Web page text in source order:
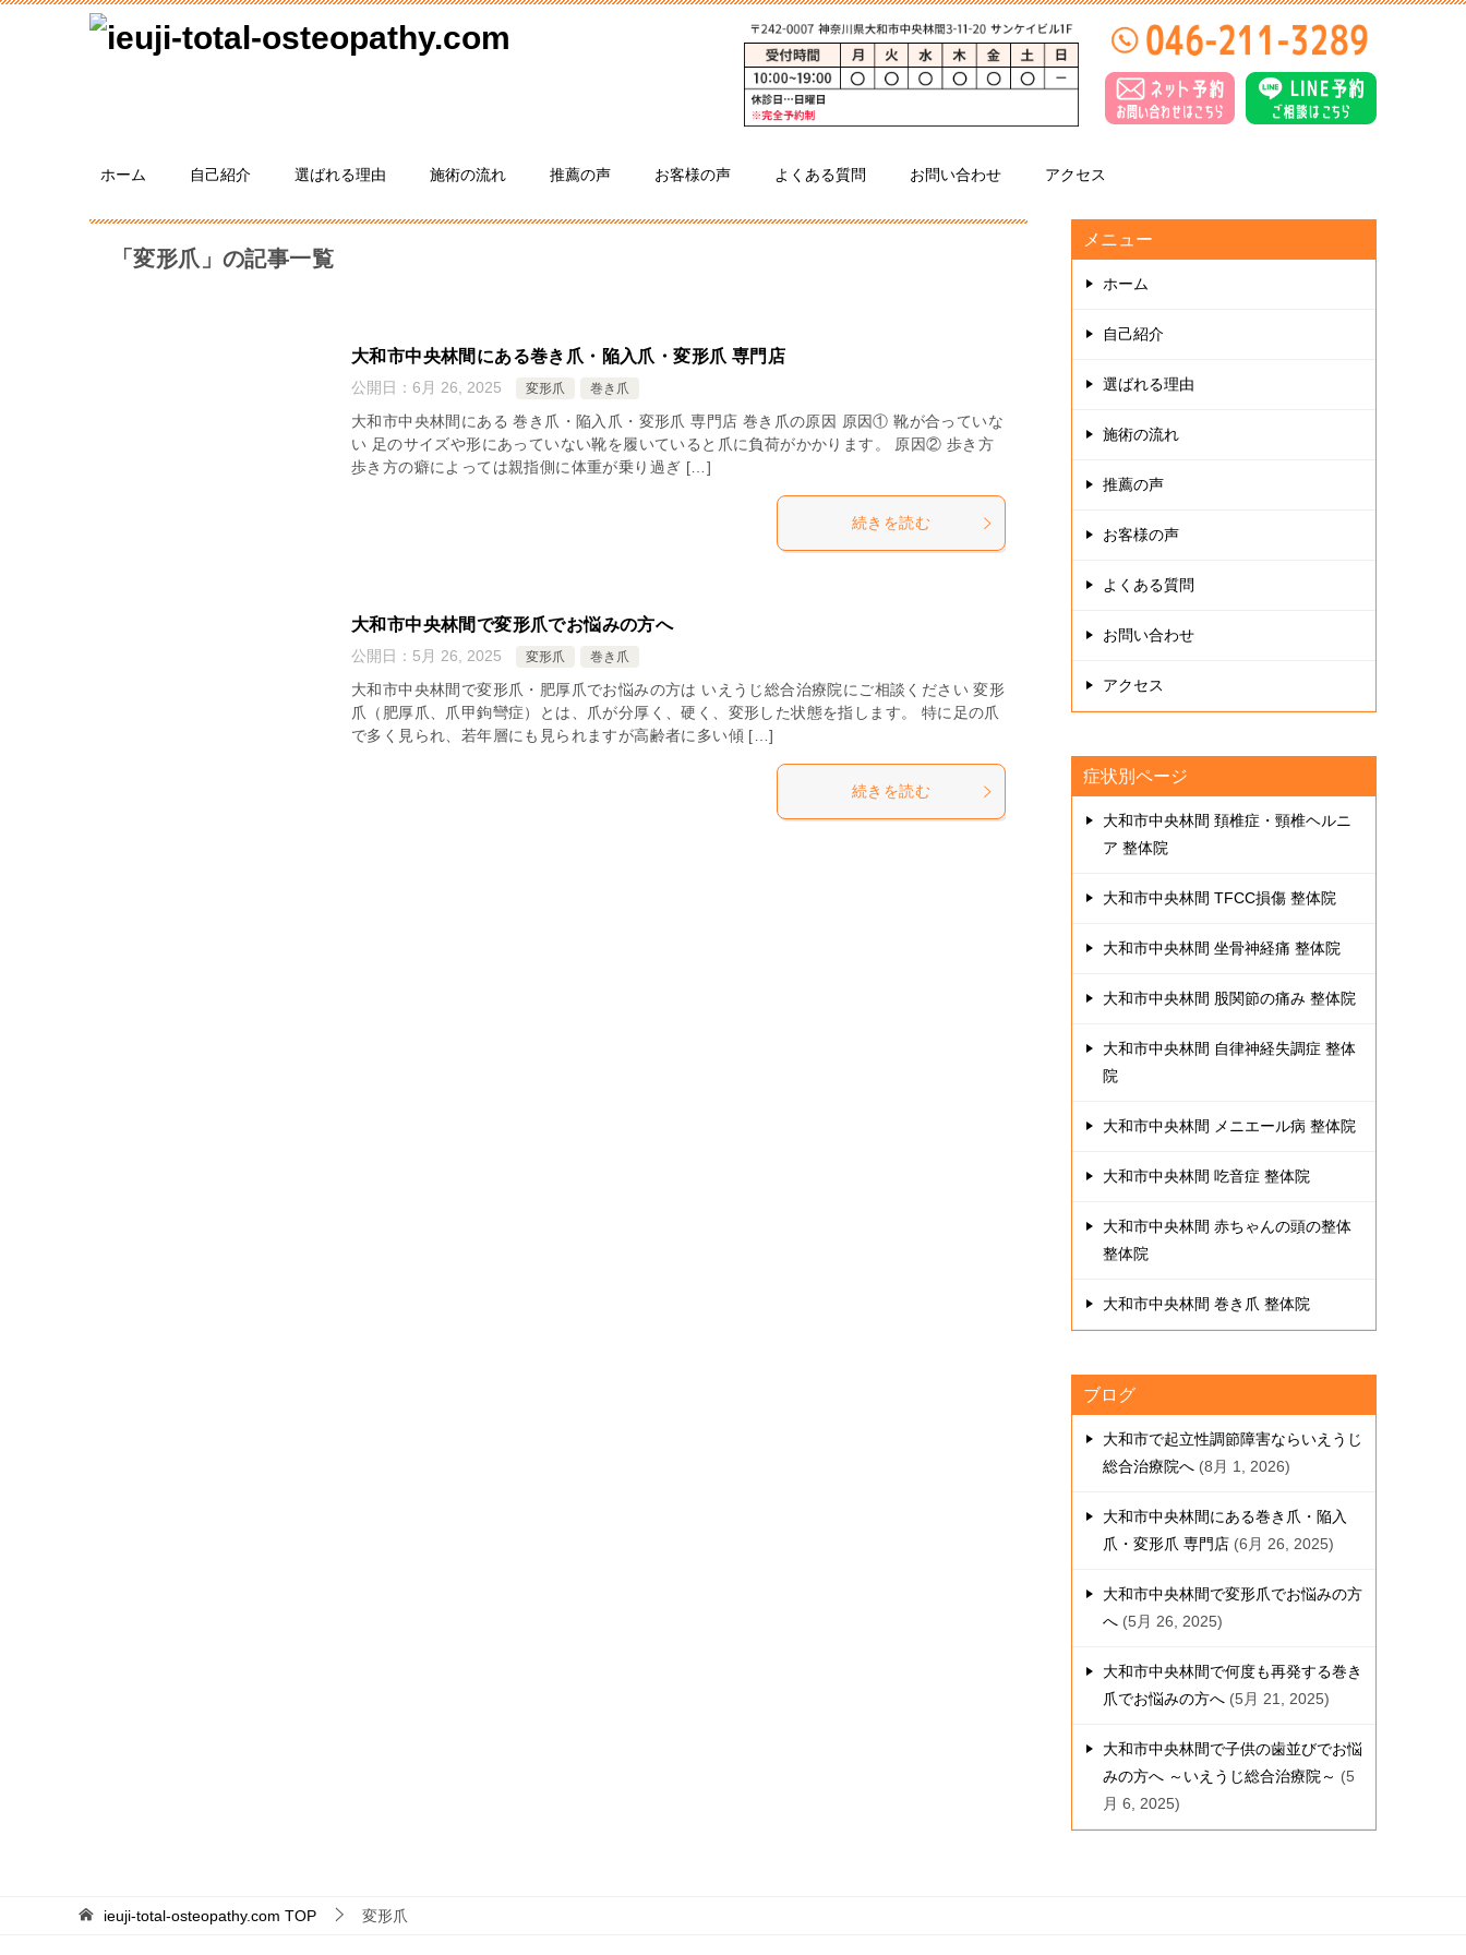
ホーム 自己紹介 選ばれる理由 施術の流れ 推薦の声 お客様の声 よくある質問 お問い合わせ アクセス
「変形爪」の記事一覧
大和市中央林間にある巻き爪・陥入爪・変形爪 専門店
公開日： 6月 26, 2025 変形爪 巻き爪
大和市中央林間にある 巻き爪・陥入爪・変形爪 専門店 巻き爪の原因 原因① 靴が合っていな
い 足のサイズや形にあっていない靴を履いていると爪に負荷がかかります。 原因② 歩き方
歩き方の癖によっては親指側に体重が乗り過ぎ […]
続きを読む
大和市中央林間で変形爪でお悩みの方へ
公開日： 5月 26, 2025 変形爪 巻き爪
大和市中央林間で変形爪・肥厚爪でお悩みの方は いえうじ総合治療院にご相談ください 変形
爪（肥厚爪、爪甲鉤彎症）とは、爪が分厚く、硬く、変形した状態を指します。 特に足の爪
で多く見られ、若年層にも見られますが高齢者に多い傾 […]
続きを読む
メニュー
ホーム
自己紹介
選ばれる理由
施術の流れ
推薦の声
お客様の声
よくある質問
お問い合わせ
アクセス
症状別ページ
大和市中央林間 頚椎症・頸椎ヘルニ
ア 整体院
大和市中央林間 TFCC損傷 整体院
大和市中央林間 坐骨神経痛 整体院
大和市中央林間 股関節の痛み 整体院
大和市中央林間 自律神経失調症 整体
院
大和市中央林間 メニエール病 整体院
大和市中央林間 吃音症 整体院
大和市中央林間 赤ちゃんの頭の整体
整体院
大和市中央林間 巻き爪 整体院
ブログ
大和市で起立性調節障害ならいえうじ
総合治療院へ 8月 1, 2026
大和市中央林間にある巻き爪・陥入
爪・変形爪 専門店 6月 26, 2025
大和市中央林間で変形爪でお悩みの方
へ 5月 26, 2025
大和市中央林間で何度も再発する巻き
爪でお悩みの方へ 5月 21, 2025
大和市中央林間で子供の歯並びでお悩
みの方へ ～いえうじ総合治療院～
5
月 6, 2025
ieuji-total-osteopathy.com TOP 変形爪